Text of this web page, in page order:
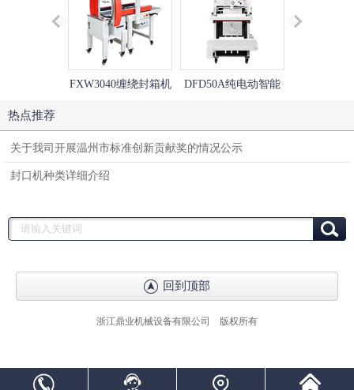
FXW3040缠绕封箱机
动胶带封箱机
DFD50A纯电动智能
热点推荐
关于我司开展温州市标准创新贡献奖的情况公示
封口机种类详细介绍
回到顶部
浙江鼎业机械设备有限公司 版权所有